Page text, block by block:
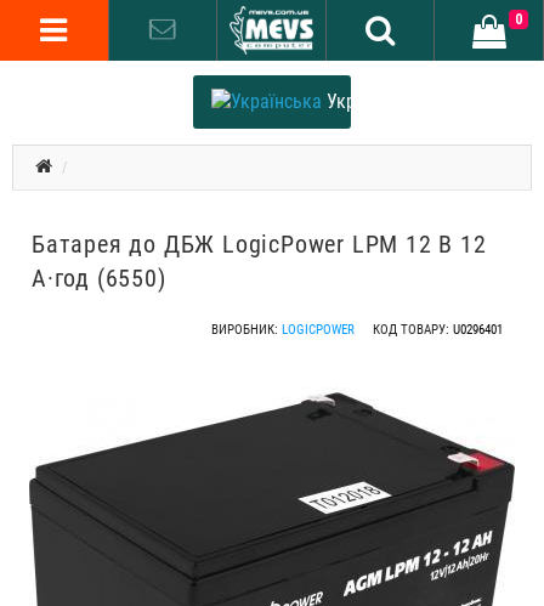
Українська
0
Батарея до ДБЖ LogicPower LPM 12 В 12
А·год (6550)
ВИРОБНИК: LOGICPOWER КОД ТОВАРУ: U0296401